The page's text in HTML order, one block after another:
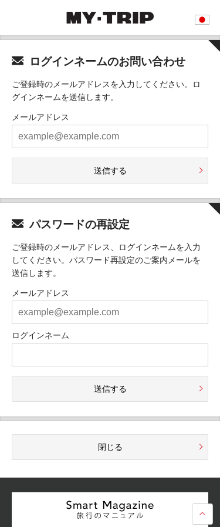
ログインネームのお問い合わせ
ご登録時のメールアドレスを入力してください。ロ
グインネームを送信します。
メールアドレス
送信する
パスワードの再設定
ご登録時のメールアドレス、ログインネームを入力
してください。パスワード再設定のご案内メールを
送信します。
メールアドレス
ログインネーム
送信する
閉じる